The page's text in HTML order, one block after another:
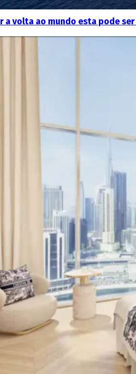
a volta ao mundo esta pode